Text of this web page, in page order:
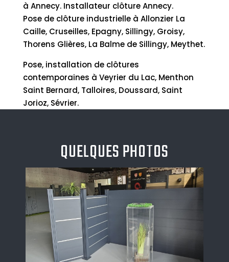
à Annecy. Installateur clôture Annecy.
Pose de clôture industrielle à Allonzier La
Caille, Cruseilles, Epagny, Sillingy, Groisy,
Thorens Glières, La Balme de Sillingy, Meythet.
Pose, installation de clôtures
contemporaines à Veyrier du Lac, Menthon
Saint Bernard, Talloires, Doussard, Saint
Jorioz, Sévrier.
QUELQUES PHOTOS